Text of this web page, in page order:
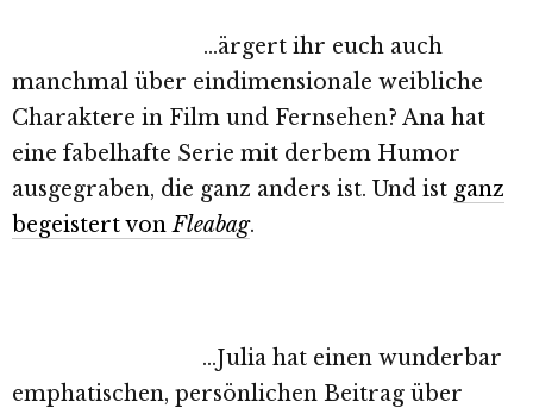
…ärgert ihr euch auch
manchmal über eindimensionale weibliche
Charaktere in Film und Fernsehen? Ana hat
eine fabelhafte Serie mit derbem Humor
ausgegraben, die ganz anders ist. Und ist ganz
begeistert vonFleabag.
…Julia hat einen wunderbar
emphatischen, persönlichen Beitrag über